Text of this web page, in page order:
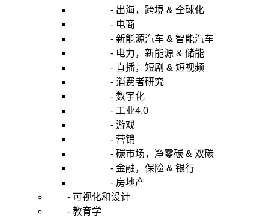
- 出海，跨境 & 全球化
- 电商
- 新能源汽车 & 智能汽车
- 电力，新能源 & 储能
- 直播，短剧 & 短视频
- 消费者研究
- 数字化
- 工业4.0
- 游戏
- 营销
- 碳市场，净零碳 & 双碳
- 金融，保险 & 银行
- 房地产
- 可视化和设计
- 教育学